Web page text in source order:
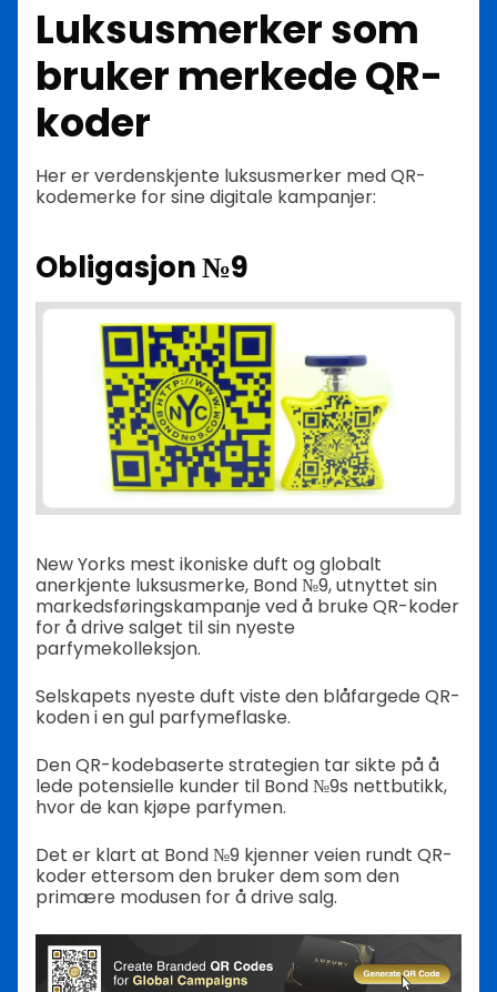
Luksusmerker som
bruker merkede QR-
koder
Her er verdenskjente luksusmerker med QR-
kodemerke for sine digitale kampanjer:
Obligasjon №9
New Yorks mest ikoniske duft og globalt
anerkjente luksusmerke, Bond №9, utnyttet sin
markedsføringskampanje ved å bruke QR-koder
for å drive salget til sin nyeste
parfymekolleksjon.
Selskapets nyeste duft viste den blåfargede QR-
koden i en gul parfymeflaske.
Den QR-kodebaserte strategien tar sikte på å
lede potensielle kunder til Bond №9s nettbutikk,
hvor de kan kjøpe parfymen.
Det er klart at Bond №9 kjenner veien rundt QR-
koder ettersom den bruker dem som den
primære modusen for å drive salg.